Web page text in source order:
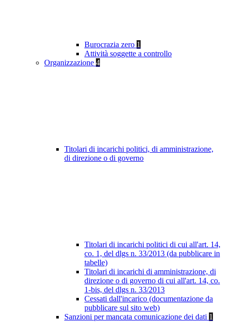
Burocrazia zero 1
Attività soggette a controllo
Organizzazione 4
Titolari di incarichi politici, di amministrazione,
di direzione o di governo
Titolari di incarichi politici di cui all'art. 14,
co. 1, del dlgs n. 33/2013 (da pubblicare in
tabelle)
Titolari di incarichi di amministrazione, di
direzione o di governo di cui all'art. 14, co.
1-bis, del dlgs n. 33/2013
Cessati dall'incarico (documentazione da
pubblicare sul sito web)
Sanzioni per mancata comunicazione dei dati 1